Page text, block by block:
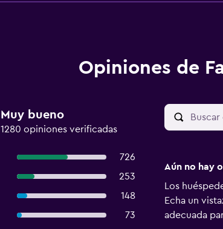
Opiniones de
Muy bueno
1280 opiniones verificadas
726
253
148
73
Aún no hay
Los
Echa un
adecuada